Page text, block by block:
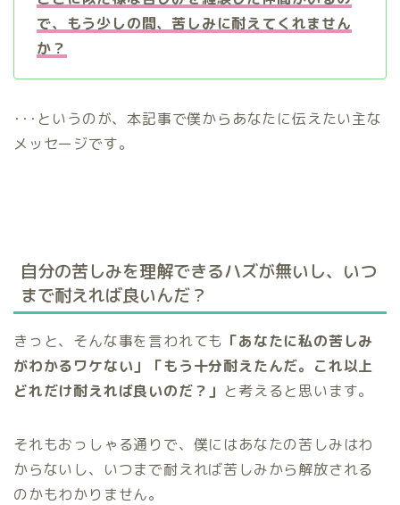
で、もう少しの間、苦しみに耐えてくれません
か？
･･･というのが、本記事で僕からあなたに伝えたい主な
メッセージです。
自分の苦しみを理解できるハズが無いし、いつ
まで耐えれば良いんだ？
きっと、そんな事を言われても 「あなたに私の苦しみ
がわかるワケない」「もう十分耐えたんだ。これ以上
どれだけ耐えれば良いのだ？」 と考えると思います。
それもおっしゃる通りで、僕にはあなたの苦しみはわ
からないし、いつまで耐えれば苦しみから解放される
のかもわかりません。